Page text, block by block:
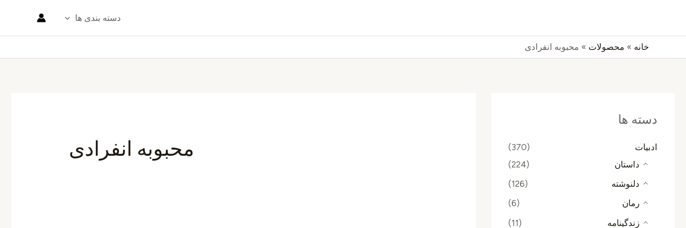
محتوا
دسته بندی ها
خانه محصولات محبوبه انفرادی
دسته ها
ادبیات
(370)
داستان
(224)
دلنوشته
(126)
رمان
(6)
زندگینامه
(11)
محبوبه انفرادی